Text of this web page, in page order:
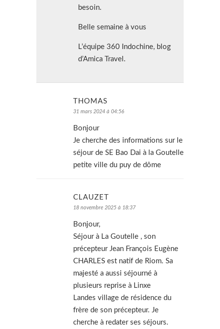
besoin.
Belle semaine à vous
L’équipe 360 Indochine, blog
d’Amica Travel.
THOMAS
31 mars 2024 à 04:56
Bonjour
Je cherche des informations sur le
séjour de SE Bao Dai à la Goutelle
petite ville du puy de dôme
CLAUZET
18 novembre 2025 à 18:37
Bonjour,
Séjour à La Goutelle , son
précepteur Jean François Eugène
CHARLES est natif de Riom. Sa
majesté a aussi séjourné à
plusieurs reprise à Linxe
Landes village de résidence du
frère de son précepteur. Je
cherche à redater ses séjours.